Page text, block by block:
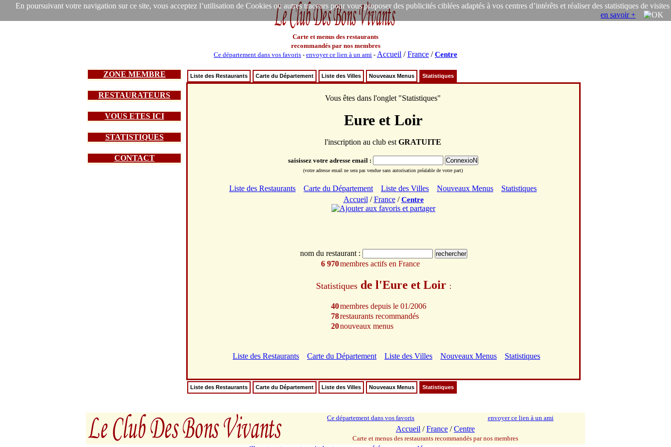
En poursuivant votre navigation sur ce site, vous acceptez l’utilisation de Cookies ou autres traceurs pour vous proposer des publicités ciblées adaptés à vos centres d’intérêts et réaliser des statistiques de visites
en savoir +
Carte et menus des restaurants
recommandés par nos membres
Ce département dans vos favoris - envoyer ce lien à un ami - Accueil /France /Centre
ZONE MEMBRE
RESTAURATEURS
VOUS ETES ICI
STATISTIQUES
CONTACT
Liste des Restaurants Carte du Département Liste des Villes Nouveaux Menus Statistiques
Vous êtes dans l'onglet "Statistiques"
Eure et Loir
l'inscription au club est GRATUITE
saisissez votre adresse email :
(votre adresse email ne sera pas vendue sans autorisation préalable de votre part)
Liste des Restaurants Carte du Département Liste des Villes Nouveaux Menus
Statistiques
Accueil /France/Centre
nom du restaurant :
6 970membres actifs en France
Statistiques de l'Eure et Loir :
40membres depuis le 01/2006
78restaurants recommandés
20nouveaux menus
Liste des Restaurants Carte du Département Liste des Villes Nouveaux Menus Statistiques
Liste des Restaurants Carte du Département Liste des Villes Nouveaux Menus Statistiques
Ce département dans vos favoris envoyer ce lien à un ami
Accueil /France /Centre
Carte et menus des restaurants recommandés par nos membres